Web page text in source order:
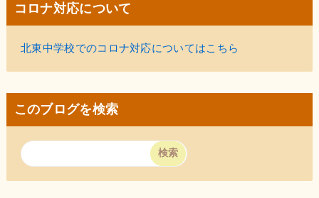
コロナ対応について
北東中学校でのコロナ対応についてはこちら
このブログを検索